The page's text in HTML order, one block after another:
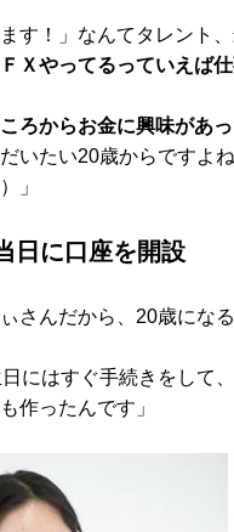
す！」なんてタレント
ＦＸやってるっていえば
ろからお金に興味があっ
いたい20歳からですよ
」
日に口座を開設
さんだから、20歳にな
にはすぐ手続きをして
作ったんです」